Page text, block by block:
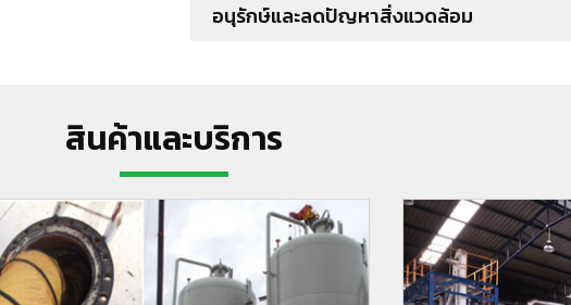
อนุรักษ์และลดปัญหาสิ่งแวดล้อม
สินค้าและบริการ